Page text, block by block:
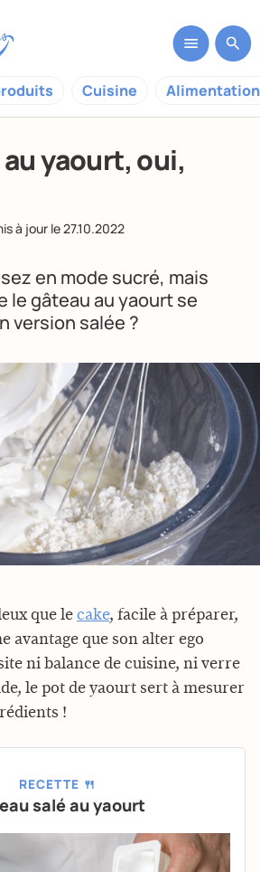
Cuisine
yaourt, oui,
à jour le27.10.2022
en mode sucré, mais
le gâteau au yaourt se
version salée ?
que le cake, facile à préparer,
avantage que son alter ego
ni balance de cuisine, ni verre
le pot de yaourt sert à mesurer
!
RECETTE 🍴
salé au yaourt